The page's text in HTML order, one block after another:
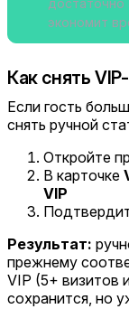
достаточно
экономит
Как снять
Если гость
снять ручной
Откройте
В карточке
VIP
Результат:
прежнему
VIP (5+ визитов
сохранится, но